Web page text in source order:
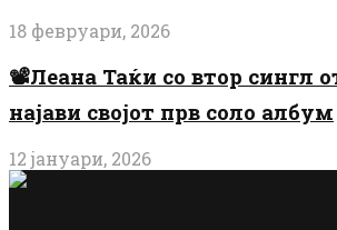
18 февруари, 2026
📽️Леана Таќи со втор сингл
најави својот прв соло албум
12 јануари, 2026